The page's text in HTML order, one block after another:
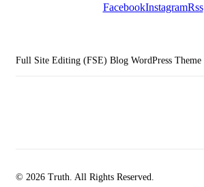
FacebookInstagramRss
Full Site Editing (FSE) Blog WordPress Theme
© 2026 Truth. All Rights Reserved.